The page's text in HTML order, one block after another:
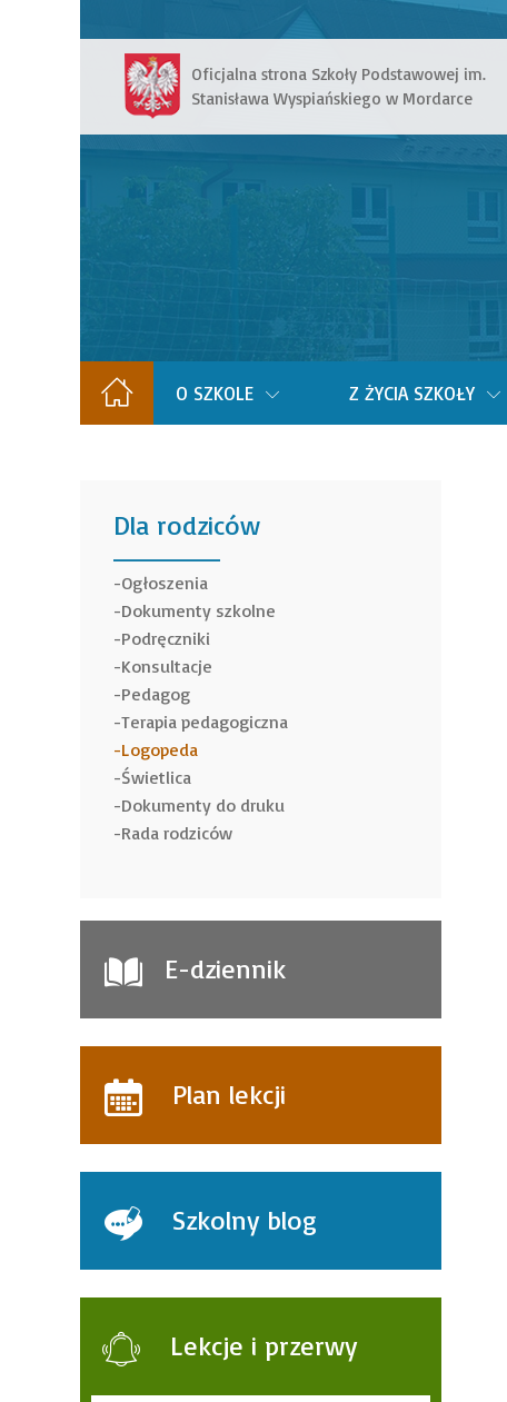
Oficjalna strona Szkoły Podstawowej im.
Stanisława Wyspiańskiego w Mordarce
O SZKOLE Z ŻYCIA SZKOŁY
Dla rodziców
Ogłoszenia
Dokumenty szkolne
Podręczniki
Konsultacje
Pedagog
Terapia pedagogiczna
Logopeda
Świetlica
Dokumenty do druku
Rada rodziców
E-dziennik
Plan lekcji
Szkolny blog
Lekcje i przerwy